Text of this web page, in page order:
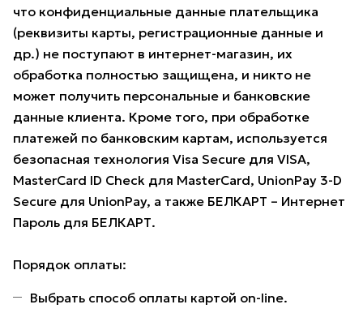
что конфиденциальные данные плательщика
(реквизиты карты, регистрационные данные и
др.) не поступают в интернет-магазин, их
обработка полностью защищена, и никто не
может получить персональные и банковские
данные клиента. Кроме того, при обработке
платежей по банковским картам, используется
безопасная технология Visa Secure для VISA,
MasterCard ID Check для MasterCard, UnionPay 3-D
Secure для UnionPay, а также БЕЛКАРТ – Интернет
Пароль для БЕЛКАРТ.
Порядок оплаты:
Выбрать способ оплаты картой on-line.